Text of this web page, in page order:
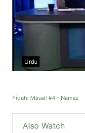
Urdu
Fiqahi Masail #4 - Namaz
Also Watch